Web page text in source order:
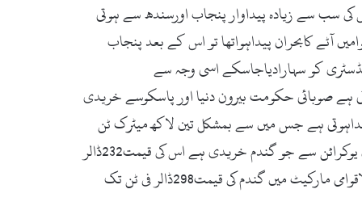
ٹن گندم کاآٹااستعمال کرتاہے اوراس کی سب سے زیادہ پیداوار پنجاب اورسندھ سے ہوتی
کی پیداوار28فیصدکم ہوئی ہے 1997-98ء میں جب خیبرپختونخوامیں آٹے کابحران پیداہواتھا تو اس کے بعد پنجاب
کو سہارادیاجاسکے اسی وجہ سے
ٹن کے تحت خوراک سپلائی کی جاتی ہے اس میں 80فیصدآٹاجبکہ20فیصدگندم ہوتی ہے صوبائی حکومت بیرون دنیا اور پاسکوسے خریدی
پیداہوتی ہے جس میں سے بمشکل تین لاکھ میٹرک ٹن
گندم مارکیٹ میں آجاتی ہے باقی مقامی کاشتکاراپنے پاس استعمال کیلئے ذخیرہ کرلیتے ہیں۔خیبرپختونخواحکومت نے رواں سال یوکرائن سے جو گندم خریدی ہے اس کی قیمت232ڈالر
فی ٹن ہے لیکن انٹرنیشنل مارکیٹ میں بھی کوروناکے باعث گندم کے استعمال میں اضافہ ہوا ہے جسکے بعد اس وقت بین الاقوامی مارکیٹ میں گندم کی قیمت298ڈالر فی ٹن تک